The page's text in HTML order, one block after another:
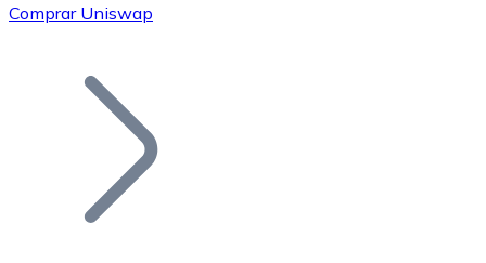
Bitcoin
Comprar Uniswap